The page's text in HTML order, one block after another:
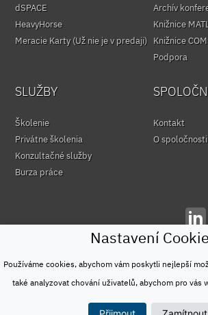
Nastavení
Používáme cookies, abychom vám poskytli nejlepší
také analyzovat chování uživatelů, abychom pro vás
dSPACE
HeavyHorse
Meracie Karty (Už nie je v predaji)
Archív
Knižnice
Knižnice
Podpora
SLUŽBY
Školenie
Privátne školenia
Konzultačné služby
Burza práce
Kontakt
O spoločnosti
© HUMUSOFT 1991 - 2026
&